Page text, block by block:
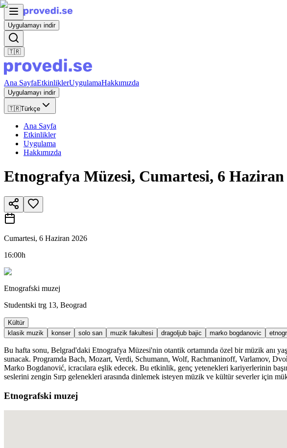
Uygulamayı indir
🇹🇷
Ana SayfaEtkinliklerUygulamaHakkımızda
Uygulamayı indir
🇹🇷Türkçe
Ana Sayfa
Etkinlikler
Uygulama
Hakkımızda
Etnografya Müzesi, Cumartesi, 6
Cumartesi, 6 Haziran 2026
16:00h
Etnografski muzej
Studentski trg 13, Beograd
Kültür
klasik muzik
konser solo san muzik fakultesi dragoljub bajic marko bogdanovic
Bu hafta sonu, Belgrad'daki Etnografya Müzesi'nin otantik ortamında özel bir müzik anı
sunacak. Programda Bach, Mozart, Verdi, Schumann, Wolf, Rachmaninoff, Varlamov,
Marko Bogdanović, icracılara eşlik edecek. Bu etkinlik, genç yetenekleri kariyerlerinin
seslerini zengin Sırp gelenekleri arasında dinlemek isteyen müzik ve kültür severler için
Etnografski muzej